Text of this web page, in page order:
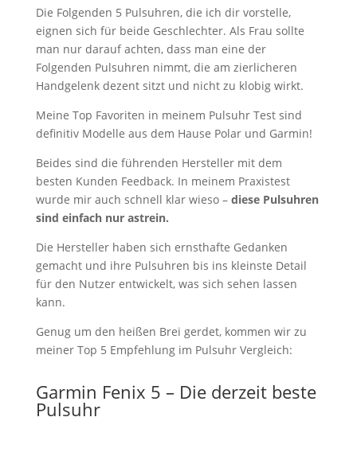
Die Folgenden 5 Pulsuhren, die ich dir vorstelle,
eignen sich für beide Geschlechter. Als Frau sollte
man nur darauf achten, dass man eine der
Folgenden Pulsuhren nimmt, die am zierlicheren
Handgelenk dezent sitzt und nicht zu klobig wirkt.
Meine Top Favoriten in meinem Pulsuhr Test sind
definitiv Modelle aus dem Hause Polar und Garmin!
Beides sind die führenden Hersteller mit dem
besten Kunden Feedback. In meinem Praxistest
wurde mir auch schnell klar wieso – diese Pulsuhren
sind einfach nur astrein.
Die Hersteller haben sich ernsthafte Gedanken
gemacht und ihre Pulsuhren bis ins kleinste Detail
für den Nutzer entwickelt, was sich sehen lassen
kann.
Genug um den heißen Brei gerdet, kommen wir zu
meiner Top 5 Empfehlung im Pulsuhr Vergleich:
Garmin Fenix 5 – Die derzeit beste
Pulsuhr